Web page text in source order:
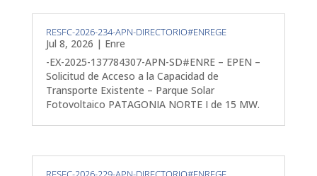
RESFC-2026-234-APN-DIRECTORIO#ENREGE
Jul 8, 2026 | Enre
-EX-2025-137784307-APN-SD#ENRE – EPEN –
Solicitud de Acceso a la Capacidad de
Transporte Existente – Parque Solar
Fotovoltaico PATAGONIA NORTE I de 15 MW.